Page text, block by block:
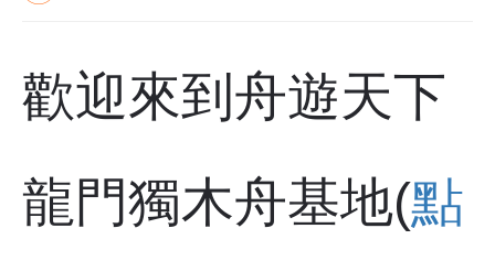
歡迎來到舟遊天下
龍門獨木舟基地(點